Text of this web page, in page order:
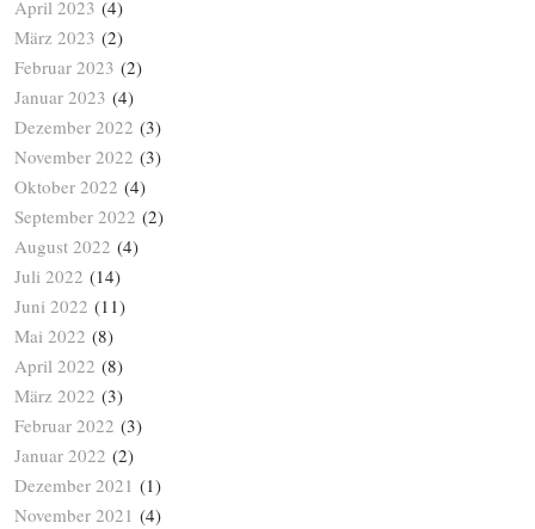
April 2023 (4)
März 2023 (2)
Februar 2023 (2)
Januar 2023 (4)
Dezember 2022 (3)
November 2022 (3)
Oktober 2022 (4)
September 2022 (2)
August 2022 (4)
Juli 2022 (14)
Juni 2022 (11)
Mai 2022 (8)
April 2022 (8)
März 2022 (3)
Februar 2022 (3)
Januar 2022 (2)
Dezember 2021 (1)
November 2021 (4)